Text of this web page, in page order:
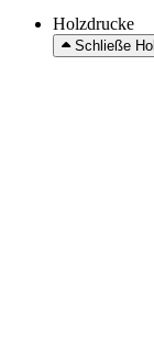
Holzdrucke
Schließe